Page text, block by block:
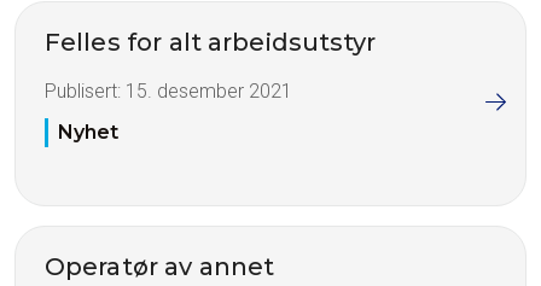
Felles for alt arbeidsutstyr
Publisert: 15. desember 2021
Nyhet
Operatør av annet